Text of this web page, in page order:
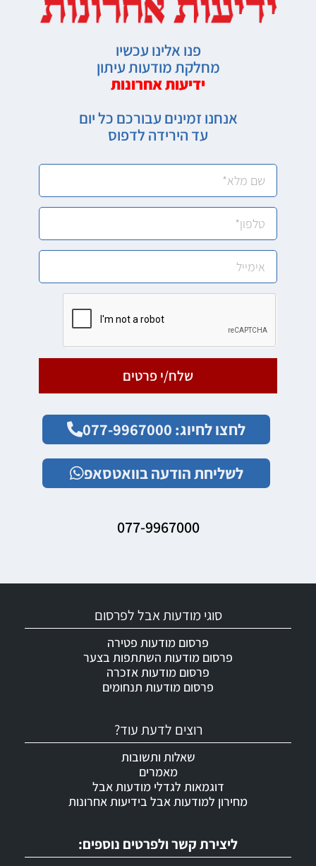
פנו אלינו עכשיו
מחלקת מודעות עיתון
ידיעות אחרונות
אנחנו זמינים עבורכם כל יום
עד הירידה לדפוס
שלח/י פרטים
לחצו לחיוג: 077-9967000
לשליחת הודעה בוואטסאפ
077-9967000
ליצירת קשר ולפרטים נוספים:
רוצים לדעת עוד?
שאלות ותשובות
מאמרים
דוגמאות לגדלי מודעות אבל
מחירון למודעות אבל בידיעות אחרונות
סוגי מודעות אבל לפרסום
פרסום מודעות פטירה
פרסום מודעות השתתפות בצער
פרסום מודעות אזכרה
פרסום מודעות תנחומים